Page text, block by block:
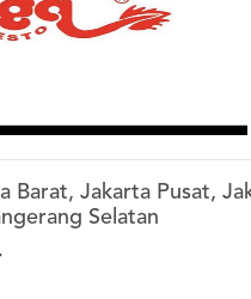
Barat, Jakarta Pusat,
Selatan